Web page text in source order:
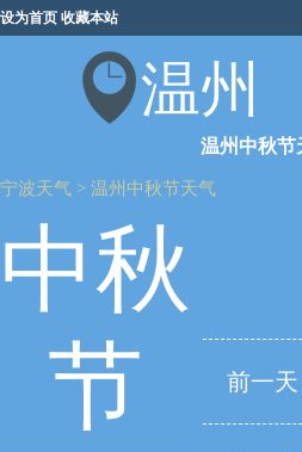
设为首页 收藏本站
温州
温州中秋节
宁波天气 > 温州中秋节天气
中秋
节
前一天